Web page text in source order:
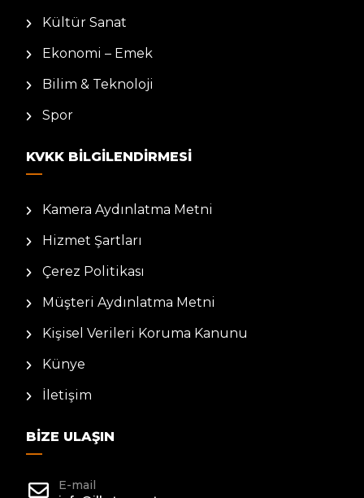
Kültür Sanat
Ekonomi – Emek
Bilim & Teknoloji
Spor
KVKK BILGILENDIRMESI
Kamera Aydınlatma Metni
Hizmet Şartları
Çerez Politikası
Müşteri Aydınlatma Metni
Kişisel Verileri Koruma Kanunu
Künye
İletişim
BIZE ULAŞIN
E-mail